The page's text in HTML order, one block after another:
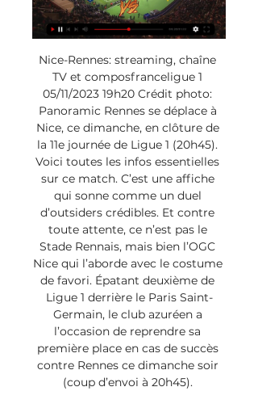
Nice-Rennes: streaming, chaîne
TV et composfranceligue 1
05/11/2023 19h20 Crédit photo:
Panoramic Rennes se déplace à
Nice, ce dimanche, en clôture de
la 11e journée de Ligue 1 (20h45).
Voici toutes les infos essentielles
sur ce match. C’est une affiche
qui sonne comme un duel
d’outsiders crédibles. Et contre
toute attente, ce n’est pas le
Stade Rennais, mais bien l’OGC
Nice qui l’aborde avec le costume
de favori. Épatant deuxième de
Ligue 1 derrière le Paris Saint-
Germain, le club azuréen a
l’occasion de reprendre sa
première place en cas de succès
contre Rennes ce dimanche soir
(coup d’envoi à 20h45).